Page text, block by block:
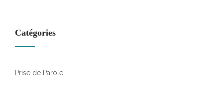
Catégories
Prise de Parole